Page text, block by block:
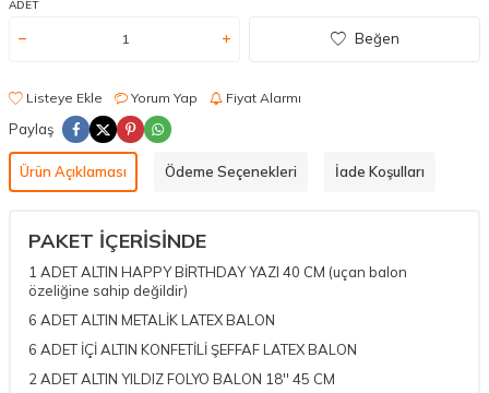
ADET
Beğen
Listeye Ekle Yorum Yap Fiyat Alarmı
Paylaş
Ürün Açıklaması Ödeme Seçenekleri İade Koşulları
PAKET İÇERİSİNDE
1 ADET ALTIN HAPPY BİRTHDAY YAZI 40 CM (uçan balon
özeliğine sahip değildir)
6 ADET ALTIN METALİK LATEX BALON
6 ADET İÇİ ALTIN KONFETİLİ ŞEFFAF LATEX BALON
2 ADET ALTIN YILDIZ FOLYO BALON 18'' 45 CM